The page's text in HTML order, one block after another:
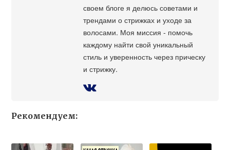
своем блоге я делюсь советами и
трендами о стрижках и уходе за
волосами. Моя миссия - помочь
каждому найти свой уникальный
стиль и уверенность через прическу
и стрижку.
Рекомендуем: